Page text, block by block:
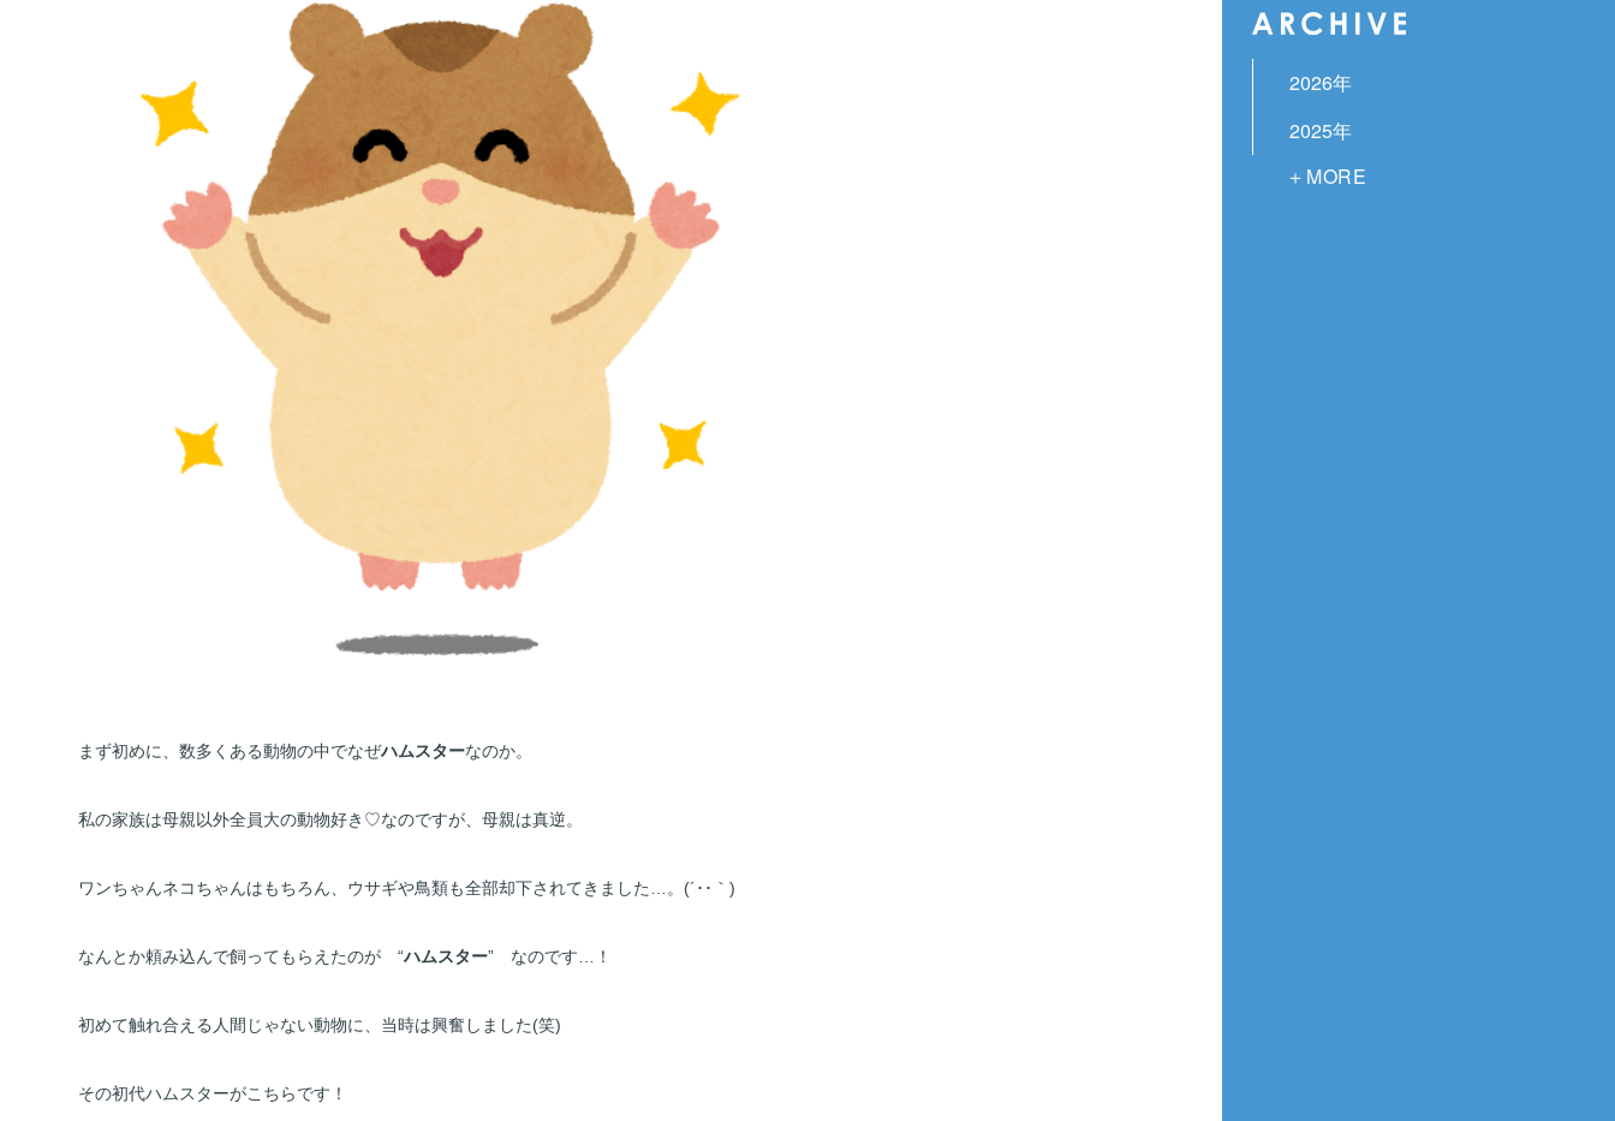
まず初めに、数多くある動物の中でなぜハムスターなのか。
私の家族は母親以外全員大の動物好き♡なのですが、母親は真逆。
ワンちゃんネコちゃんはもちろん、ウサギや鳥類も全部却下されてきました…。(´･･｀)
なんとか頼み込んで飼ってもらえたのが　“ハムスター”　なのです…！
初めて触れ合える人間じゃない動物に、当時は興奮しました(笑)
その初代ハムスターがこちらです！
2026年
2025年
2024年